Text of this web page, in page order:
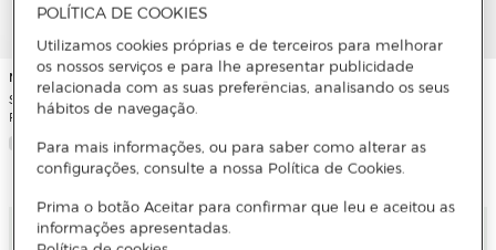
Nike
Sweatshirt de Menina G Nsw Studio
Flc Os Fz Hd
Adicionar
Novo
Jr Superfly 11 Club Tf Km Nike
POLÍTICA DE COOKIES
Utilizamos cookies próprias e de terceiros para melhorar
os nossos serviços e para lhe apresentar publicidade
relacionada com as suas preferências, analisando os seus
hábitos de navegação.
Para mais informações, ou para saber como alterar as
configurações, consulte a nossa Política de Cookies.
Prima o botão Aceitar para confirmar que leu e aceitou as
informações apresentadas.